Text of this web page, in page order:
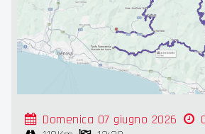
Domenica 07 giugno 2026